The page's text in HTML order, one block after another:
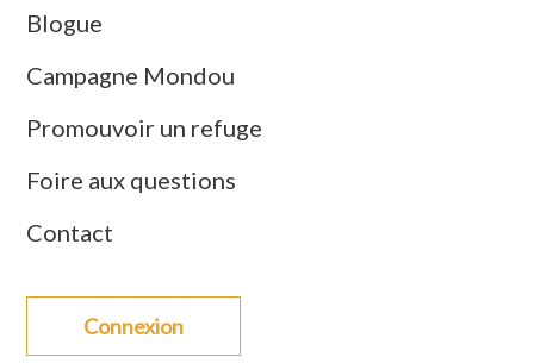
Blogue
Campagne Mondou
Promouvoir un refuge
Foire aux questions
Contact
Connexion